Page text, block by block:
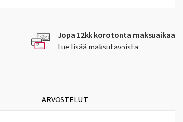
Jopa 12kk korotonta maksuaikaa
Lue lisää maksutavoista
ARVOSTELUT